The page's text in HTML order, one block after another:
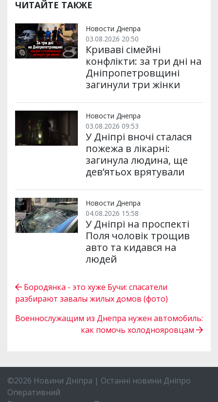
ЧИТАЙТЕ ТАКЖЕ
Новости Днепра
03.08.2026 20:50
Криваві сімейні
конфлікти: за три дні на
Дніпропетровщині
загинули три жінки
Новости Днепра
03.08.2026 09:53
У Дніпрі вночі сталася
пожежа в лікарні:
загинула людина, ще
дев’ятьох врятували
Новости Днепра
04.08.2026 15:58
У Дніпрі на проспекті
Поля чоловік трощив
авто та кидався на
людей
Бородянка - это хуже Бучи: спасатели
разбирают завалы жилых домов (фото)
Военнослужащим из Днепра нужен автомобиль:
как помочь холоднояровцам
©2026 Новини Дніпра | Останні новини Дніпро
Оперативний